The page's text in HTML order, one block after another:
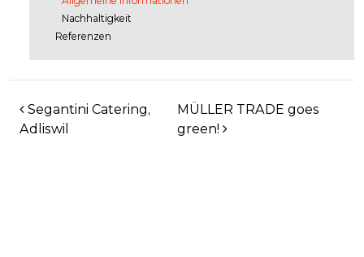
Nachhaltigkeit
Referenzen
BEITRAGSNAVIGATION
Segantini Catering,
Adliswil
MÜLLER TRADE goes
green!